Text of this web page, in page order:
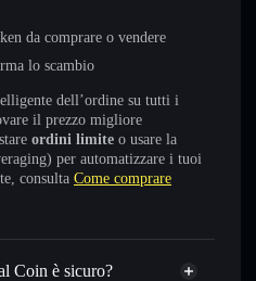
da comprare o vendere
lo scambio
dell’ordine su tutti i
il prezzo migliore
ordini limite o usare la
per automatizzare i tuoi
consulta Come comprare
Coin è sicuro?